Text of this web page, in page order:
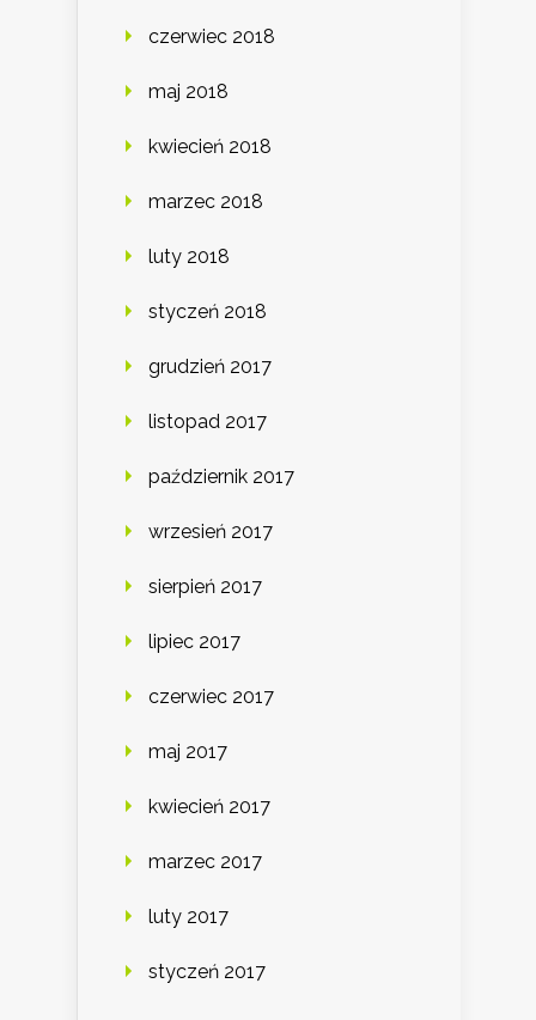
czerwiec 2018
maj 2018
kwiecień 2018
marzec 2018
luty 2018
styczeń 2018
grudzień 2017
listopad 2017
październik 2017
wrzesień 2017
sierpień 2017
lipiec 2017
czerwiec 2017
maj 2017
kwiecień 2017
marzec 2017
luty 2017
styczeń 2017